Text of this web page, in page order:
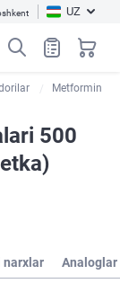
UZ
Metformin
500
narxlar Analoglar